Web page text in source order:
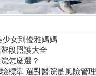
少女到優雅媽媽
段照護大全
怎麼選？
標準 選對醫院是風險管理